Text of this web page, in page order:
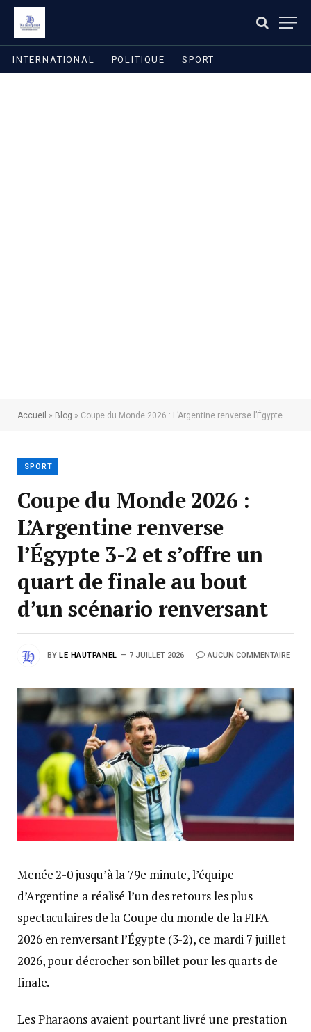
INTERNATIONAL POLITIQUE SPORT
Accueil » Blog » Coupe du Monde 2026 : L’Argentine renverse l’Égypte 3-2 et s’offre un quart de finale au bout d’un scénario renversant
SPORT
Coupe du Monde 2026 :
L’Argentine renverse
l’Égypte 3-2 et s’offre un
quart de finale au bout
d’un scénario renversant
BY LE HAUTPANEL 7 JUILLET 2026 AUCUN COMMENTAIRE
Menée 2-0 jusqu’à la 79e minute, l’équipe
d’Argentine a réalisé l’un des retours les plus
spectaculaires de la Coupe du monde de la FIFA
2026 en renversant l’Égypte (3-2), ce mardi 7 juillet
2026, pour décrocher son billet pour les quarts de
finale.
Les Pharaons avaient pourtant livré une prestation